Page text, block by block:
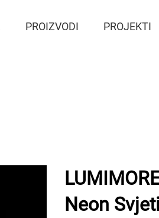
PROIZVODI PROJEKTI
Neon